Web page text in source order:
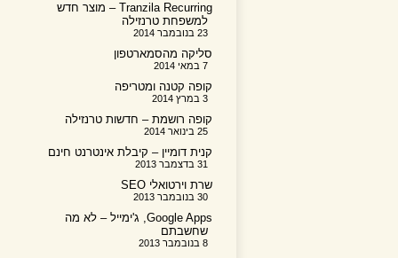
Tranzila Recurring – מוצר חדש
למשפחת טרנזילה
סליקה מהסמארטפון
קופה קטנה ומטריפה
קופה רושמת – חדשות טרנזילה
קנית דומיין – קיבלת אינטרנט חינם
שרת וירטואלי SEO
Google Apps, ג'ימייל – לא מה
שחשבתם